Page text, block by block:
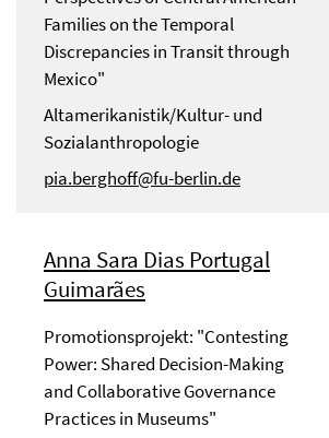
Families on the Temporal
Discrepancies in Transit through
Mexico"
Altamerikanistik/Kultur- und
Sozialanthropologie
pia.berghoff@fu-berlin.de
Anna Sara Dias Portugal
Guimarães
Promotionsprojekt: "Contesting
Power: Shared Decision-Making
and Collaborative Governance
Practices in Museums"